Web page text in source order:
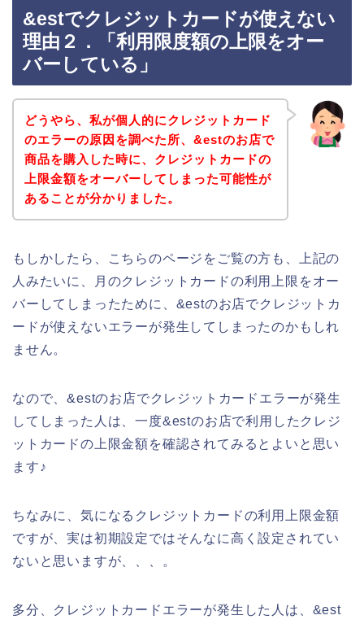
&estでクレジットカードが使えない
理由２．「利用限度額の上限をオー
バーしている」
どうやら、私が個人的にクレジットカード
のエラーの原因を調べた所、&estのお店で
商品を購入した時に、クレジットカードの
上限金額をオーバーしてしまった可能性が
あることが分かりました。
もしかしたら、こちらのページをご覧の方も、上記の
人みたいに、月のクレジットカードの利用上限をオー
バーしてしまったために、&estのお店でクレジットカ
ードが使えないエラーが発生してしまったのかもしれ
ません。
なので、&estのお店でクレジットカードエラーが発生
してしまった人は、一度&estのお店で利用したクレジ
ットカードの上限金額を確認されてみるとよいと思い
ます♪
ちなみに、気になるクレジットカードの利用上限金額
ですが、実は初期設定ではそんなに高く設定されてい
ないと思いますが、、、。
多分、クレジットカードエラーが発生した人は、&est